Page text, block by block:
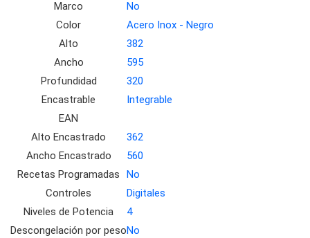
Marco
No
Color
Acero Inox - Negro
Alto
382
Ancho
595
Profundidad
320
Encastrable
Integrable
EAN
Alto Encastrado
362
Ancho Encastrado
560
Recetas Programadas
No
Controles
Digitales
Niveles de Potencia
4
Descongelación por pesoNo